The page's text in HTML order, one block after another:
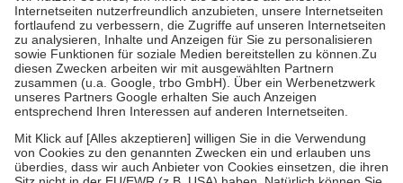
Kosten der Leistung zu entrichten.
Diese Regeln gelten grundsätzlich auch für Online-Apotheken.
Bei Heilmitteln und häuslicher Krankenpflege beträgt die
Zuzahlung zehn Prozent der Kosten sowie zehn Euro je
Verordnung.
Um das Engagement der Versicherten für ihre eigene Gesundheit zu
stärken und die besondere Stellung der Familie zu unterstützen,
fallenkeine Zuzahlungenan bei:
• Kindern und Jugendlichen bis zum vollendeten 18. Lebensjahr
mit Ausnahme der Fahrkosten